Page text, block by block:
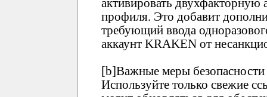
активировать двухфакторную
профиля. Это добавит
требующий ввода
аккаунт KRAKEN от
[b]Важные меры
Используйте только свежие